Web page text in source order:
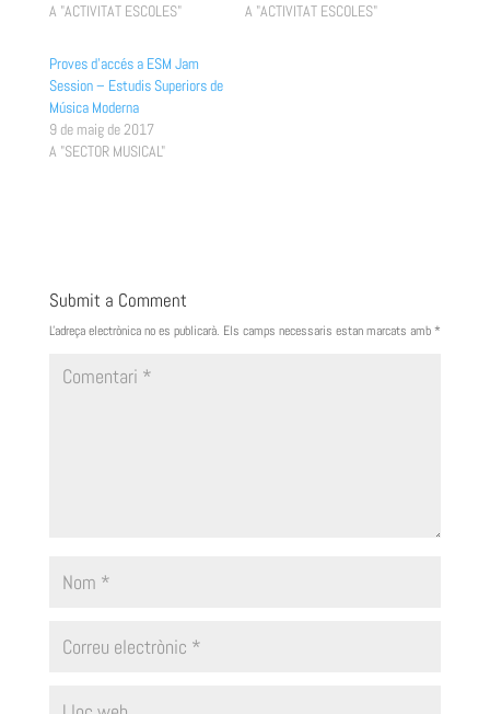
A "ACTIVITAT ESCOLES"
A "ACTIVITAT ESCOLES"
Proves d’accés a ESM Jam
Session – Estudis Superiors de
Música Moderna
9 de maig de 2017
A "SECTOR MUSICAL"
Submit a Comment
L'adreça electrònica no es publicarà. Els camps necessaris estan marcats amb*